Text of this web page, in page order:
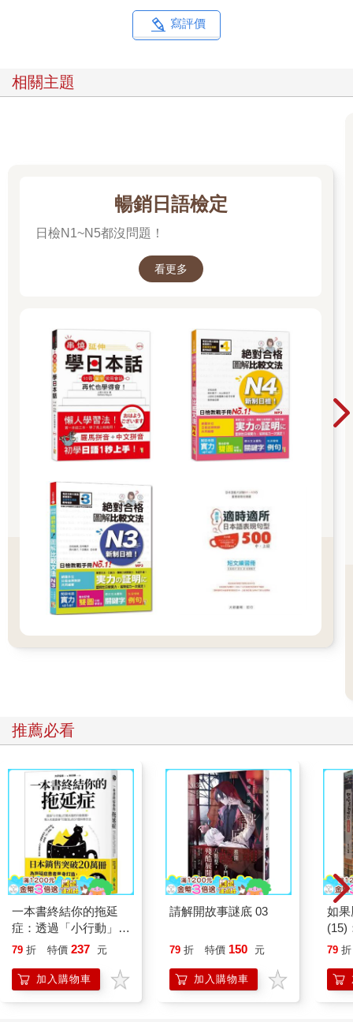
寫評價
相關主題
暢銷日語檢定
日檢N1~N5都沒問題！
看更多
推薦必看
一本書終結你的拖延
症：透過「小行動」打
開大腦的行動開關，懶
的37個科學方法
79 折 特價 237 元
加入購物車
請解開故事謎底 03
79 折 特價 150 元
加入購物車
如
(15)
貓
79 折